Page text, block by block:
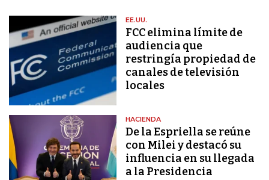
EE.UU.
FCC elimina límite de
audiencia que
restringía propiedad de
canales de televisión
locales
HACIENDA
De la Espriella se reúne
con Milei y destacó su
influencia en su llegada
a la Presidencia